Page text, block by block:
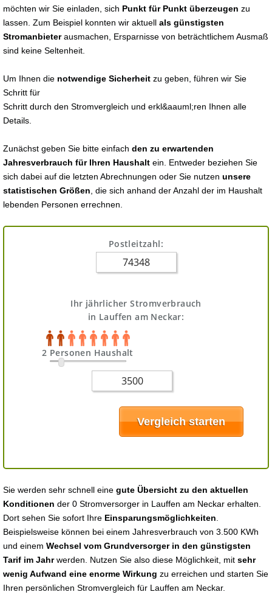
möchten wir Sie einladen, sich Punkt für Punkt überzeugen zu
lassen. Zum Beispiel konnten wir aktuell als günstigsten
Stromanbieterausmachen, Ersparnisse von beträchtlichem Ausmaß
sind keine Seltenheit.
Um Ihnen die notwendige Sicherheit zu geben, führen wir Sie
Schritt für
Schritt durch den Stromvergleich und erkl&aauml;ren Ihnen alle
Details.
Zunächst geben Sie bitte einfach den zu erwartenden
Jahresverbrauch für Ihren Haushalt ein. Entweder beziehen Sie
sich dabei auf die letzten Abrechnungen oder Sie nutzen unsere
statistischen Größen , die sich anhand der Anzahl der im Haushalt
lebenden Personen errechnen.
Postleitzahl:
Ihr jährlicher Stromverbrauch
in Lauffen am Neckar:
2 Personen Haushalt
Sie werden sehr schnell eine gute Übersicht zu den aktuellen
Konditionen der 0 Stromversorger in Lauffen am Neckar erhalten.
Dort sehen Sie sofort Ihre Einsparungsmöglichkeiten
Beispielsweise können bei einem Jahresverbrauch von 3.500 KWh
und einem Wechsel vom Grundversorger in den günstigsten
Tarif im Jahrwerden. Nutzen Sie also diese Möglichkeit, mit sehr
wenig Aufwand eine enorme Wirkung zu erreichen und starten Sie
Ihren persönlichen Stromvergleich für Lauffen am Neckar.